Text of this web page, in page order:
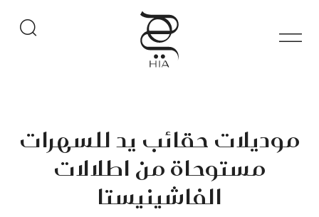
موديلات حقائب يد للسهرات
مستوحاة من اطلالات
الفاشينيستا